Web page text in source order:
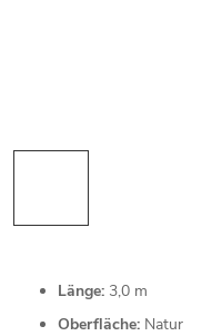
Länge: 3,0 m
Oberfläche: Natur